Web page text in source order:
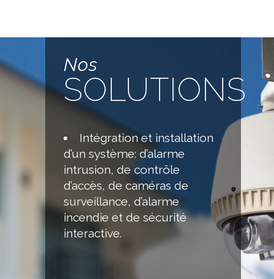
Nos
SOLUTIONS
Intégration et installation
d’un système: d’alarme
intrusion, de contrôle
d’accès, de caméras de
surveillance, d’alarme
incendie et de sécurité
interactive.